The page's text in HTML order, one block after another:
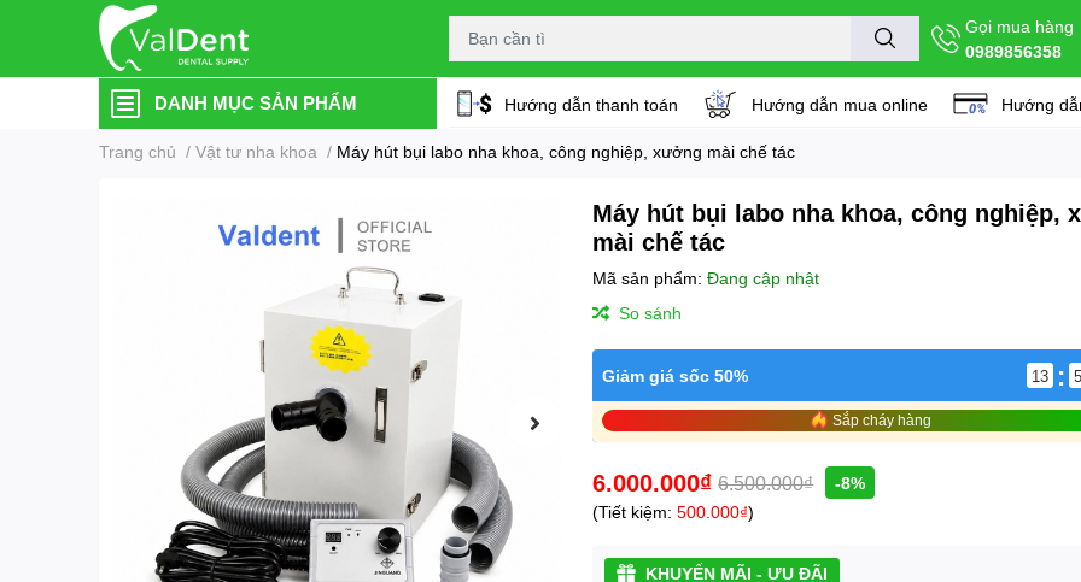
Gọi mua hàng
0989856358
DANH MỤC SẢN PHẨM Hướng dẫn thanh toán Hướng dẫn mua online Hướng
Trang chủ / Vật tư nha khoa / Máy hút bụi labo nha khoa, công nghiệp, xưởng mài chế tác
Máy hút bụi labo nha khoa, công nghiệp,
mài chế tác
Mã sản phẩm:Đang cập nhật
So sánh
Giảm giá sốc 50% 13 :
Sắp cháy hàng
6.000.000₫ 6.500.000₫
-8%
(Tiết kiệm:500.000₫)
KHUYẾN MÃI - ƯU ĐÃI